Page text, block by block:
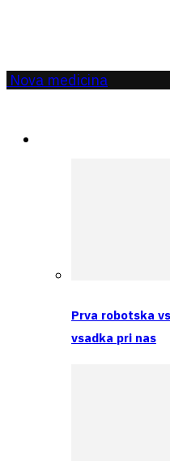
Nova medicina
Prva robotska
vsadka pri nas